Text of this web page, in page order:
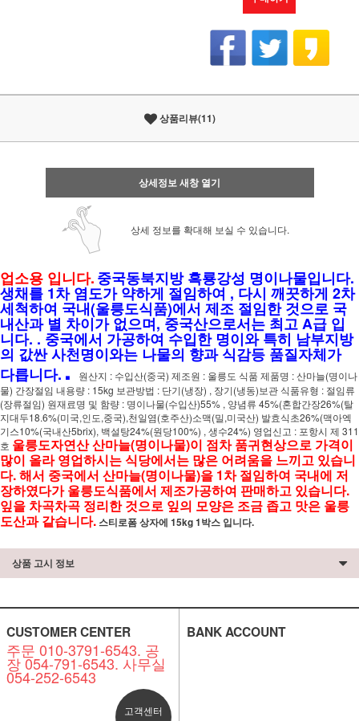
상품리뷰(11)
상세정보 새창 열기
상세 정보를 확대해 보실 수 있습니다.
업소용 입니다.중국동북지방 흑룡강성 명이나물입니다.
생채를 1차 염도가 약하게 절임하여 , 다시 깨끗하게 2차
세척하여 국내(울릉도식품)에서 제조 절임한 것으로 국
내산과 별 차이가 없으며, 중국산으로서는 최고 A급 입
니다. . 중국에서 가공하여 수입한 명이와 특히 남부지방
의 값싼 사천명이와는 나물의 향과 식감등 품질자체가
다릅니다. .원산지 : 수입산(중국) 제조원 : 울릉도 식품 제품명 : 산마늘(명이나
물) 간장절임 내용량 : 15kg 보관방법 : 단기(냉장) , 장기(냉동)보관 식품유형 : 절임류
(장류절임) 원재료명 및 함량 : 명이나물(수입산)55% , 양념류 45%(혼합간장26%(탈
지대두18.6%(미국,인도,중국),천일염(호주산)소맥(밀,미국산) 발효식초26%(맥아엑
기스10%(국내산5brix), 백설탕24%(원당100%) , 생수24%) 영업신고 : 포항시 제 311
호 울릉도자연산 산마늘(명이나물)이 점차 품귀현상으로 가격이
많이 올라 영업하시는 식당에서는 많은 어려움을 느끼고 있습니
다. 해서 중국에서 산마늘(명이나물)을 1차 절임하여 국내에 저
장하였다가 울릉도식품에서 제조가공하여 판매하고 있습니다.
잎을 차곡차곡 정리한 것으로 잎의 모양은 조금 좁고 맛은 울릉
도산과 같습니다. 스티로폼 상자에 15kg 1박스 입니다.
상품 고시 정보
CUSTOMER CENTER
주문 010-3791-6543. 공
장 054-791-6543. 사무실
054-252-6543
고객센터
BANK ACCOUNT